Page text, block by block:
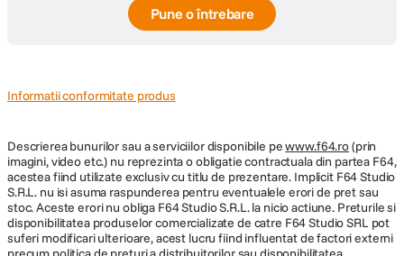
Pune o întrebare
Informatii conformitate produs
Descrierea bunurilor sau a serviciilor disponibile pewww.f64.ro(prin
imagini, video etc.) nu reprezinta o obligatie contractuala din partea F64,
acestea fiind utilizate exclusiv cu titlu de prezentare. Implicit F64 Studio
S.R.L. nu isi asuma raspunderea pentru eventualele erori de pret sau
stoc. Aceste erori nu obliga F64 Studio S.R.L. la nicio actiune. Preturile si
disponibilitatea produselor comercializate de catre F64 Studio SRL pot
suferi modificari ulterioare, acest lucru fiind influentat de factori externi